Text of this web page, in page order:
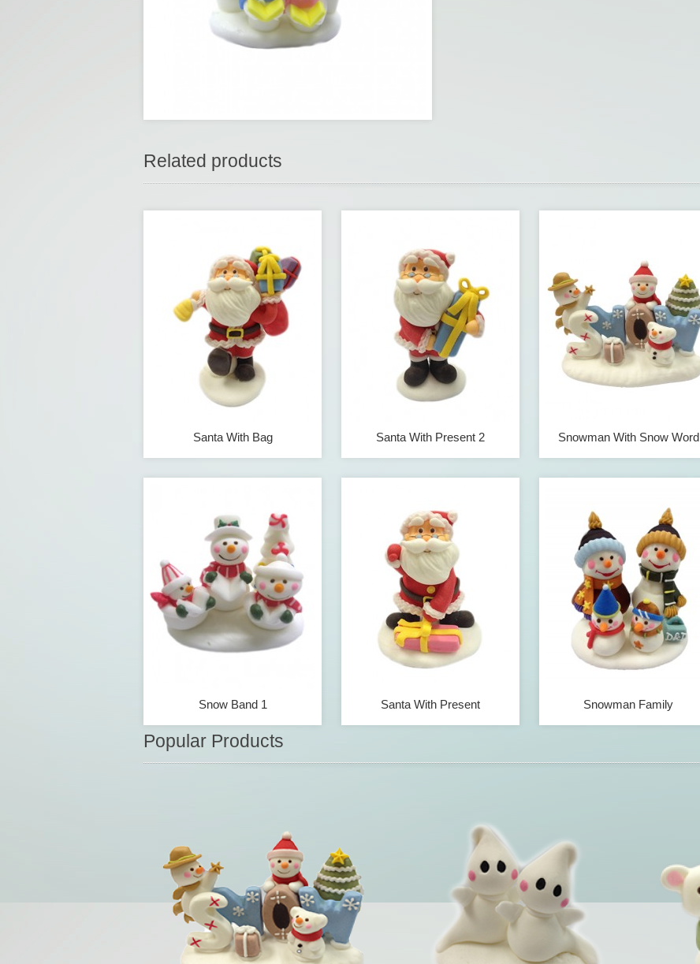
Related products
Santa With Bag Santa With Present 2 Snowman With Snow Word
Snow Band 1 Santa With Present Snowman Family
Popular Products